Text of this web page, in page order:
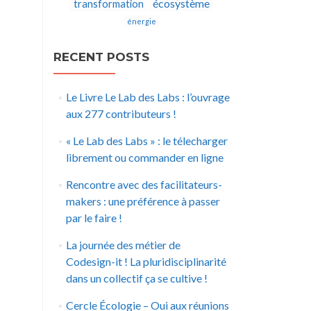
transformation écosystème
énergie
RECENT POSTS
Le Livre Le Lab des Labs : l’ouvrage
aux 277 contributeurs !
« Le Lab des Labs » : le télecharger
librement ou commander en ligne
Rencontre avec des facilitateurs-
makers : une préférence à passer
par le faire !
La journée des métier de
Codesign-it ! La pluridisciplinarité
dans un collectif ça se cultive !
Cercle Écologie – Oui aux réunions